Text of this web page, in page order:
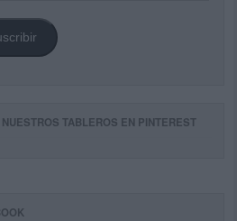
TABLEROS EN PINTEREST